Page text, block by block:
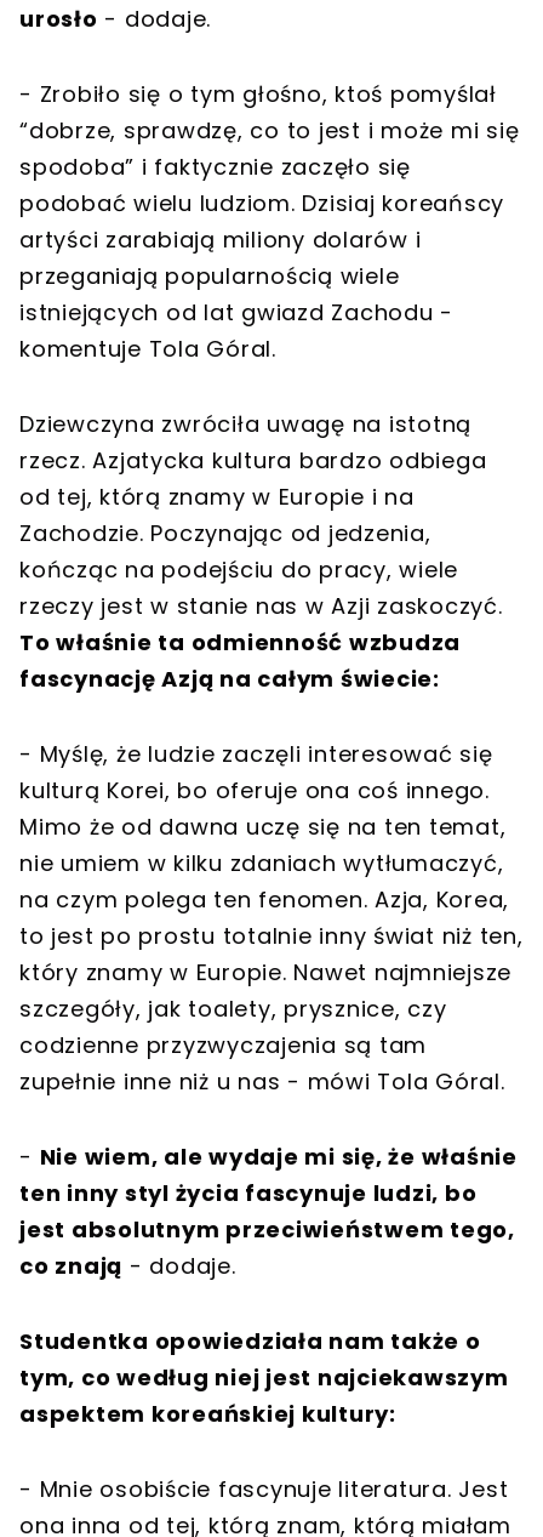
urosło - dodaje.
- Zrobiło się o tym głośno, ktoś pomyślał
“dobrze, sprawdzę, co to jest i może mi się
spodoba” i faktycznie zaczęło się
podobać wielu ludziom. Dzisiaj koreańscy
artyści zarabiają miliony dolarów i
przeganiają popularnością wiele
istniejących od lat gwiazd Zachodu -
komentuje Tola Góral.
Dziewczyna zwróciła uwagę na istotną
rzecz. Azjatycka kultura bardzo odbiega
od tej, którą znamy w Europie i na
Zachodzie. Poczynając od jedzenia,
kończąc na podejściu do pracy, wiele
rzeczy jest w stanie nas w Azji zaskoczyć.
To właśnie ta odmienność wzbudza
fascynację Azją na całym świecie:
- Myślę, że ludzie zaczęli interesować się
kulturą Korei, bo oferuje ona coś innego.
Mimo że od dawna uczę się na ten temat,
nie umiem w kilku zdaniach wytłumaczyć,
na czym polega ten fenomen. Azja, Korea,
to jest po prostu totalnie inny świat niż ten,
który znamy w Europie. Nawet najmniejsze
szczegóły, jak toalety, prysznice, czy
codzienne przyzwyczajenia są tam
zupełnie inne niż u nas - mówi Tola Góral.
- Nie wiem, ale wydaje mi się, że właśnie
ten inny styl życia fascynuje ludzi, bo
jest absolutnym przeciwieństwem tego,
co znają - dodaje.
Studentka opowiedziała nam także o
tym, co według niej jest najciekawszym
aspektem koreańskiej kultury:
- Mnie osobiście fascynuje literatura. Jest
ona inna od tej, którą znam, którą miałam